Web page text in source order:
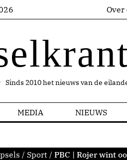
Over
Sinds 2010 het nieuws van de
MEDIA NIEUWS
/ Sport / PBC | Rojer wint